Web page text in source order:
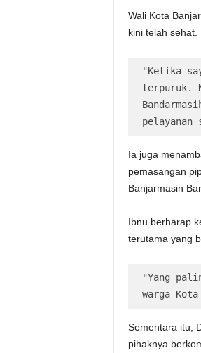
Wali Kota
kini telah sehat.
"Ketika
terpuruk.
Ia juga
pemasangan
Banjarmasin
Ibnu berharap
terutama yang
"Yang
warga
Sementara itu,
pihaknya